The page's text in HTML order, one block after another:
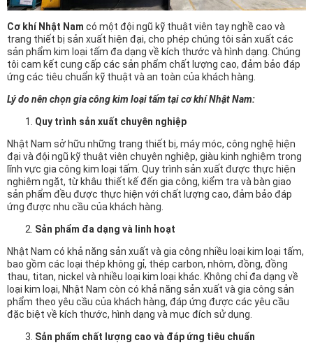
Cơ khí Nhật Nam có một đội ngũ kỹ thuật viên tay nghề cao và
trang thiết bị sản xuất hiện đại, cho phép chúng tôi sản xuất các
sản phẩm kim loại tấm đa dạng về kích thước và hình dạng. Chúng
tôi cam kết cung cấp các sản phẩm chất lượng cao, đảm bảo đáp
ứng các tiêu chuẩn kỹ thuật và an toàn của khách hàng.
Lý do nên chọn gia công kim loại tấm tại cơ khí Nhật Nam:
Quy trình sản xuất chuyên nghiệp
Nhật Nam sở hữu những trang thiết bị, máy móc, công nghệ hiện
đại và đội ngũ kỹ thuật viên chuyên nghiệp, giàu kinh nghiệm trong
lĩnh vực gia công kim loại tấm. Quy trình sản xuất được thực hiện
nghiêm ngặt, từ khâu thiết kế đến gia công, kiểm tra và bàn giao
sản phẩm đều được thực hiện với chất lượng cao, đảm bảo đáp
ứng được nhu cầu của khách hàng.
Sản phẩm đa dạng và linh hoạt
Nhật Nam có khả năng sản xuất và gia công nhiều loại kim loại tấm,
bao gồm các loại thép không gỉ, thép carbon, nhôm, đồng, đồng
thau, titan, nickel và nhiều loại kim loại khác. Không chỉ đa dạng về
loại kim loại, Nhật Nam còn có khả năng sản xuất và gia công sản
phẩm theo yêu cầu của khách hàng, đáp ứng được các yêu cầu
đặc biệt về kích thước, hình dạng và mục đích sử dụng.
Sản phẩm chất lượng cao và đáp ứng tiêu chuẩn